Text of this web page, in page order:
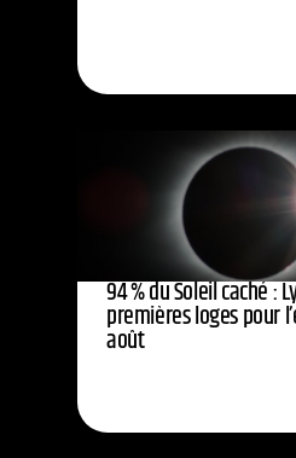
94 % du Soleil caché :
premières loges pour
août